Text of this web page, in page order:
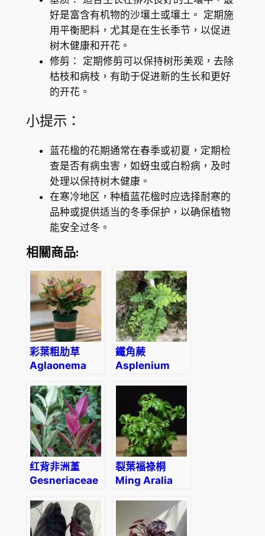
好是富含有机物的沙壤土或壤土。 定期施
用平衡肥料，尤其是在生长季节，以促进
树木健康和开花。
修剪： 定期修剪可以保持树形美观，去除
枯枝和病枝，有助于促进新的生长和更好
的开花。
小提示：
蓝花楹的花期通常在春季或初夏，定期检
查是否有病虫害，如蚜虫或白粉病，及时
处理以保持树木健康。
在寒冷地区，种植蓝花楹时应选择耐寒的
品种或提供适当的冬季保护，以确保植物
能安全过冬。
相關商品:
彩葉粗肋草
Aglaonema
鐵角蕨
Asplenium
红背非洲堇
Gesneriaceae
裂葉福祿桐
Ming Aralia